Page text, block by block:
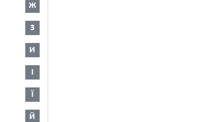
Ж
З
И
І
Ї
Й